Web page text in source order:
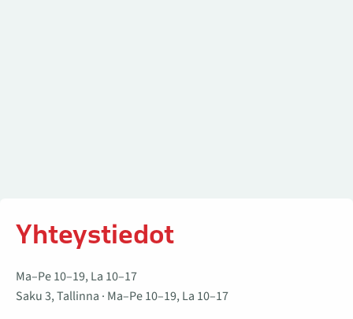
Yhteystiedot
Ma–Pe 10–19, La 10–17
Saku 3, Tallinna · Ma–Pe 10–19, La 10–17